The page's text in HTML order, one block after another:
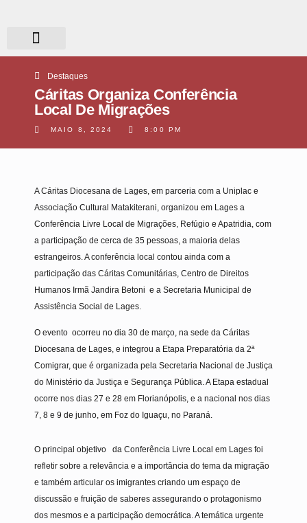
Destaques
Cáritas Organiza Conferência
Local De Migrações
MAIO 8, 2024 8:00 PM
A Cáritas Diocesana de Lages, em parceria com a Uniplac e
Associação Cultural Matakiterani, organizou em Lages a
Conferência Livre Local de Migrações, Refúgio e Apatridia, com
a participação de cerca de 35 pessoas, a maioria delas
estrangeiros. A conferência local contou ainda com a
participação das Cáritas Comunitárias, Centro de Direitos
Humanos Irmã Jandira Betoni e a Secretaria Municipal de
Assistência Social de Lages.
O evento ocorreu no dia 30 de março, na sede da Cáritas
Diocesana de Lages, e integrou a Etapa Preparatória da 2ª
Comigrar, que é organizada pela Secretaria Nacional de Justiça
do Ministério da Justiça e Segurança Pública. A Etapa estadual
ocorre nos dias 27 e 28 em Florianópolis, e a nacional nos dias
7, 8 e 9 de junho, em Foz do Iguaçu, no Paraná.
O principal objetivo da Conferência Livre Local em Lages foi
refletir sobre a relevância e a importância do tema da migração
e também articular os imigrantes criando um espaço de
discussão e fruição de saberes assegurando o protagonismo
dos mesmos e a participação democrática. A temática urgente